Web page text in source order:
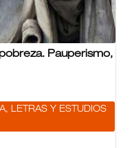
Pauperismo,
LETRAS Y ESTUDIOS